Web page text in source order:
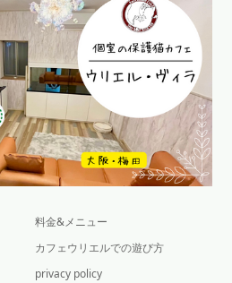
料金&メニュー
カフェウリエルでの遊び方
privacy policy